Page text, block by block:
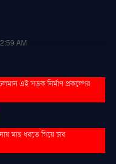
AM
এই সড়ক নির্মাণ প্রকল্পের
মাছ ধরতে গিয়ে চার